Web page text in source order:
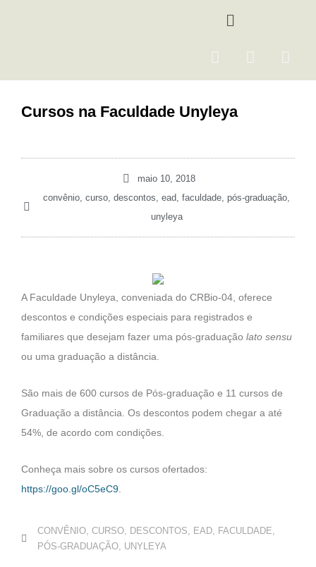
Menu
F
e
b
I
Y
Cursos na Faculdade Unyleya
maio 10, 2018
convênio, curso, descontos, ead, faculdade, pós-graduação,
unyleya
A Faculdade Unyleya, conveniada do CRBio-04, oferece
descontos e condições especiais para registrados e
familiares que desejam fazer uma pós-graduação lato sensu
ou uma graduação a distância.
São mais de 600 cursos de Pós-graduação e 11 cursos de
Graduação a distância. Os descontos podem chegar a até
54%, de acordo com condições.
Conheça mais sobre os cursos ofertados:
https://goo.gl/oC5eC9.
CONVÊNIO, CURSO, DESCONTOS, EAD, FACULDADE,
PÓS-GRADUAÇÃO, UNYLEYA